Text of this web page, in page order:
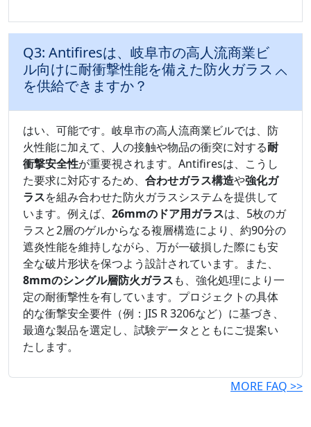
Q3: Antifiresは、岐阜市の高人流商業ビ
ル向けに耐衝撃性能を備えた防火ガラス
を供給できますか？
はい、可能です。岐阜市の高人流商業ビルでは、防
火性能に加えて、人の接触や物品の衝突に対する耐
衝撃安全性が重要視されます。Antifiresは、こうし
た要求に対応するため、 合わせガラス構造や強化ガ
ラスを組み合わせた防火ガラスシステムを提供して
います。例えば、 26mmのドア用ガラスは、5枚のガ
ラスと2層のゲルからなる複層構造により、約90分の
遮炎性能を維持しながら、万が一破損した際にも安
全な破片形状を保つよう設計されています。また、
8mmのシングル層防火ガラスも、強化処理により一
定の耐衝撃性を有しています。プロジェクトの具体
的な衝撃安全要件（例：JIS R 3206など）に基づき、
最適な製品を選定し、試験データとともにご提案い
たします。
MORE FAQ >>